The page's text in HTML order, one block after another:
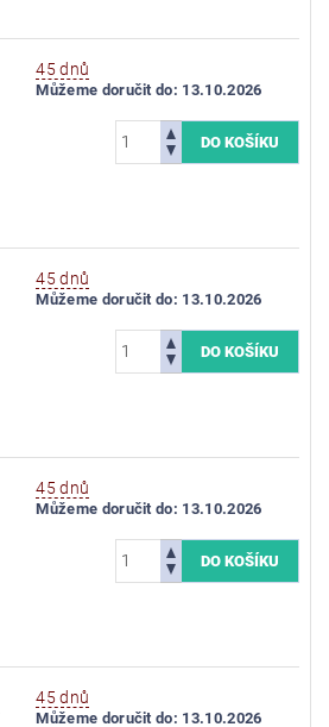
45 dnů
Můžeme doručit do: 13.10.2026
45 dnů
Můžeme doručit do: 13.10.2026
45 dnů
Můžeme doručit do: 13.10.2026
45 dnů
Můžeme doručit do: 13.10.2026